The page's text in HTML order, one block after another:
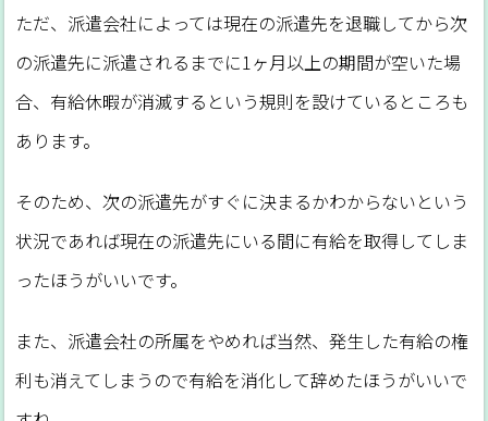
ただ、派遣会社によっては現在の派遣先を退職してから次
の派遣先に派遣されるまでに1ヶ月以上の期間が空いた場
合、有給休暇が消滅するという規則を設けているところも
あります。
そのため、次の派遣先がすぐに決まるかわからないという
状況であれば現在の派遣先にいる間に有給を取得してしま
ったほうがいいです。
また、派遣会社の所属をやめれば当然、発生した有給の権
利も消えてしまうので有給を消化して辞めたほうがいいで